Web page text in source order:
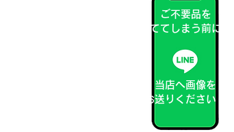
ご不要品を
捨ててしまう前に！
当店へ画像を
お送りください！